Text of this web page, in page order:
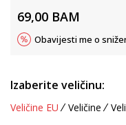
69,00 BAM
Obavijesti me o
Izaberite veličinu:
Veličine EU Veličine